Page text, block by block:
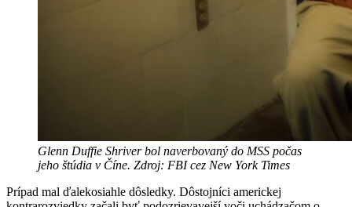
Glenn Duffie Shriver bol naverbovaný do MSS počas
jeho štúdia v Číne. Zdroj: FBI cez New York Times
Prípad mal ďalekosiahle dôsledky. Dôstojníci americkej